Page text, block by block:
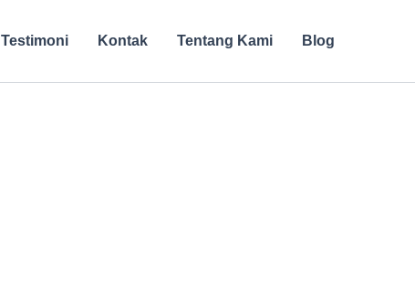
Testimoni Kontak Tentang Kami Blog